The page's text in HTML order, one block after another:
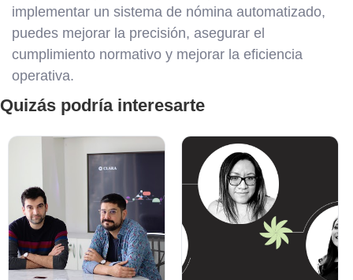
implementar un sistema de nómina automatizado,
puedes mejorar la precisión, asegurar el
cumplimiento normativo y mejorar la eficiencia
operativa.
Quizás podría interesarte